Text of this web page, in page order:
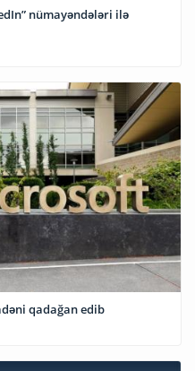
nümayəndələri ilə
qadağan edib